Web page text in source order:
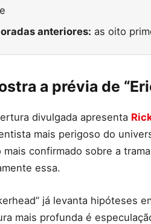
anteriores: as oito
a prévia de
divulgada apresenta
mais perigoso do
mais confirmado sobre a
essa.
já levanta hipóteses
mais profunda é